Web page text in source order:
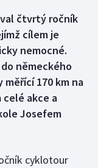
čtvrtý ročník
cílem je
nemocné.
německého
170 km na
akce a
Josefem
cyklotour